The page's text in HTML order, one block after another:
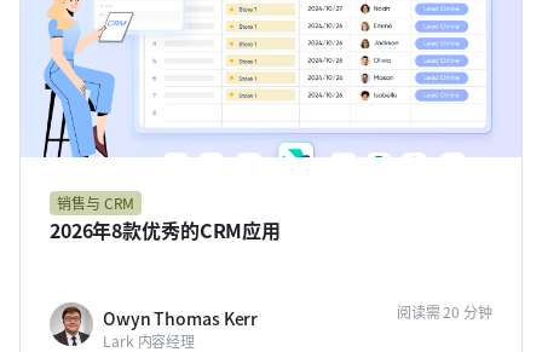
销售与 CRM
2026年8款优秀的CRM应用
Owyn Thomas Kerr
Lark 内容经理
阅读需 20 分钟